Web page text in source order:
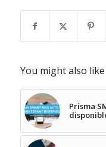
You might also like
Prisma